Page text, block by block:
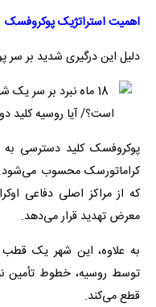
اهمیت استراتژیک پوکروفسک
دلیل این درگیری شدید بر
پوکروفسک کلید دسترسی به
کراماتورسک محسوب
که از مراکز اصلی دفاعی
معرض تهدید قرار می‌دهد.
به علاوه، این شهر یک
توسط روسیه، خطوط تأمین
قطع می‌کند.